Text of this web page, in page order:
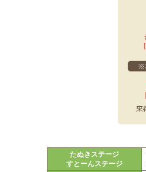
たぬきステージ
すとーんステージ